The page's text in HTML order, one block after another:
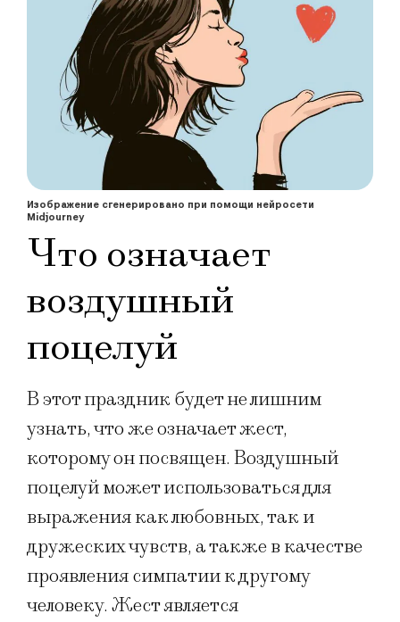
Изображение сгенерировано при помощи нейросети
Midjourney
Что означает
воздушный
поцелуй
В этот праздник будет не лишним
узнать, что же означает жест,
которому он посвящен. Воздушный
поцелуй может использоваться для
выражения как любовных, так и
дружеских чувств, а также в качестве
проявления симпатии к другому
человеку. Жест является